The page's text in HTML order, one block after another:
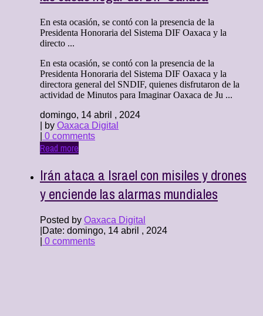
En esta ocasión, se contó con la presencia de la
Presidenta Honoraria del Sistema DIF Oaxaca y la
directo ...
En esta ocasión, se contó con la presencia de la
Presidenta Honoraria del Sistema DIF Oaxaca y la
directora general del SNDIF, quienes disfrutaron de la
actividad de Minutos para Imaginar Oaxaca de Ju ...
domingo, 14 abril , 2024
| by Oaxaca Digital
0 comments
Read more
Irán ataca a Israel con misiles y drones
y enciende las alarmas mundiales
Posted by Oaxaca Digital
Date: domingo, 14 abril , 2024
0 comments